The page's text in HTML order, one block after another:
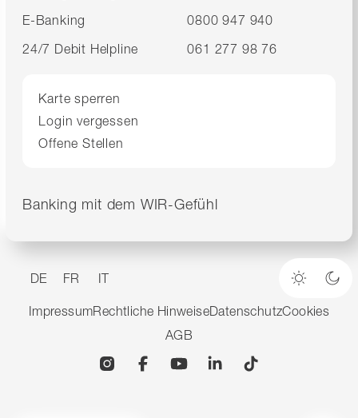
E-Banking
0800 947 940
24/7 Debit Helpline
061 277 98 76
Karte sperren
Login vergessen
Offene Stellen
Banking mit dem WIR-Gefühl
DE FR IT
Heller
ImpressumRechtliche HinweiseDatenschutzCookies
AGB
InstagramFacebookYouTubeLinkedin